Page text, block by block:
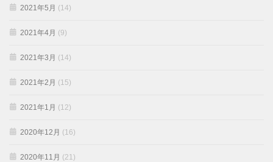
2021年5月 (14)
2021年4月 (9)
2021年3月 (14)
2021年2月 (15)
2021年1月 (12)
2020年12月 (16)
2020年11月 (21)